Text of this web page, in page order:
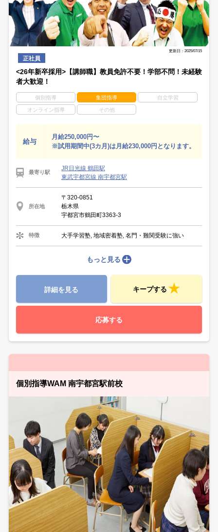
更新日：2025/07/15
正社員
<26年新卒採用>【講師職】教員免許不要！学部不問！未経験
者大歓迎！
個別指導 集団指導 自立学習
オンライン指導 その他
給与
月給250,000円〜
※試用期間中(3カ月)は月給230,000円となります。
最寄り駅
JR日光線 鶴田駅
東武宇都宮線 南宇都宮駅
所在地
〒320-0851
栃木県
宇都宮市鶴田町3363-3
特徴 大手学習塾, 地域密着塾, 名門・難関受験に強い
もっと見る
詳細を見る キープする
応募する
個別指導WAM 南宇都宮駅前校